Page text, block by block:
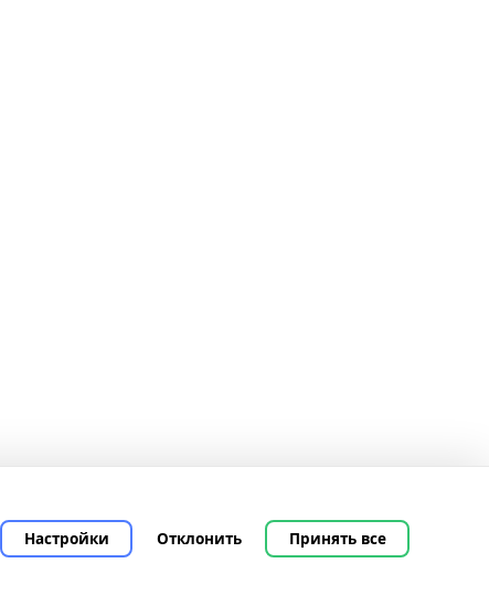
Настройки Отклонить Принять все